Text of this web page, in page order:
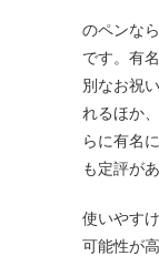
のペンな
です。有
別なお祝
れるほか
らに有名
も定評が
使いやす
可能性が